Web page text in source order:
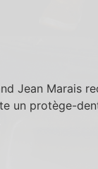
Jean Marais
un protège-